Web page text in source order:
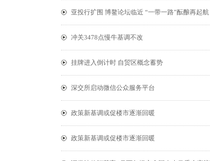
亚投行扩围 博鳌论坛临近 “一带一路”酝酿再起航
冲关3478点慢牛基调不改
挂牌进入倒计时 自贸区概念蓄势
深交所启动微信公众服务平台
政策新基调或促楼市逐渐回暖
政策新基调或促楼市逐渐回暖